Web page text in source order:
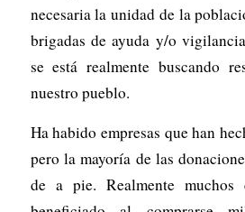
necesaria la unidad de la
brigadas de ayuda y/o
se está realmente buscando
nuestro pueblo.
Ha habido empresas que han
pero la mayoría de las
de a pie. Realmente muchos